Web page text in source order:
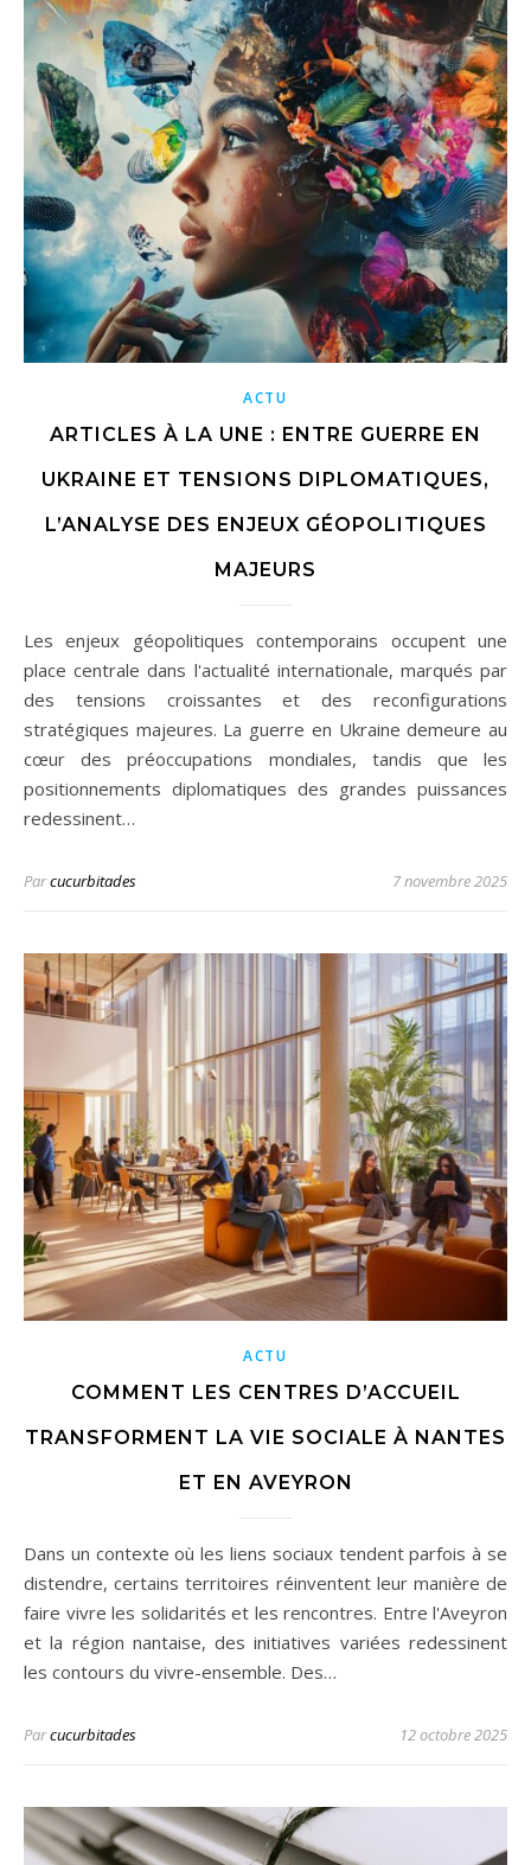
ACTU
ARTICLES À LA UNE : ENTRE GUERRE EN
UKRAINE ET TENSIONS DIPLOMATIQUES,
L’ANALYSE DES ENJEUX GÉOPOLITIQUES
MAJEURS
Les enjeux géopolitiques contemporains occupent une
place centrale dans l'actualité internationale, marqués par
des tensions croissantes et des reconfigurations
stratégiques majeures. La guerre en Ukraine demeure au
cœur des préoccupations mondiales, tandis que les
positionnements diplomatiques des grandes puissances
redessinent…
Parcucurbitades 7 novembre 2025
ACTU
COMMENT LES CENTRES D’ACCUEIL
TRANSFORMENT LA VIE SOCIALE À NANTES
ET EN AVEYRON
Dans un contexte où les liens sociaux tendent parfois à se
distendre, certains territoires réinventent leur manière de
faire vivre les solidarités et les rencontres. Entre l'Aveyron
et la région nantaise, des initiatives variées redessinent
les contours du vivre-ensemble. Des…
Parcucurbitades 12 octobre 2025